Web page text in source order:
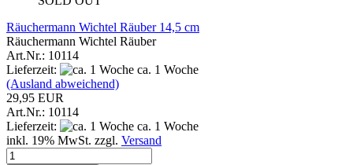
Räuchermann Wichtel Räuber 14,5 cm
Räuchermann Wichtel Räuber
Art.Nr.: 10114
Lieferzeit:
ca. 1 Woche
(Ausland abweichend)
29,95 EUR
Art.Nr.: 10114
Lieferzeit:
ca. 1 Woche
inkl. 19% MwSt. zzgl. Versand